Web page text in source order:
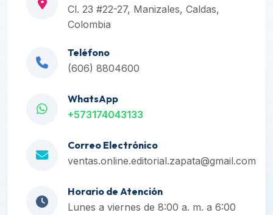
Cl. 23 #22-27, Manizales, Caldas,
Colombia
Teléfono
(606) 8804600
WhatsApp
+573174043133
Correo Electrónico
ventas.online.editorial.zapata@gmail.com
Horario de Atención
Lunes a viernes de 8:00 a. m. a 6:00